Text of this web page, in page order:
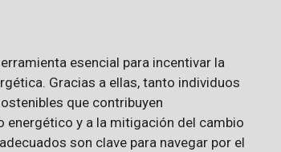
esencial para incentivar la
Gracias a ellas, tanto individuos
que contribuyen
y a la mitigación del cambio
son clave para navegar por el